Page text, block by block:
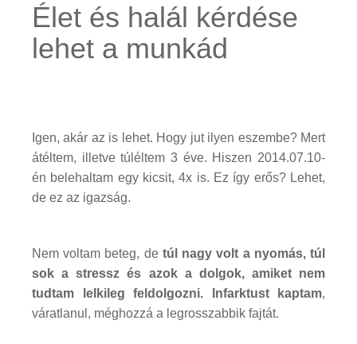
Élet és halál kérdése
lehet a munkád
Igen, akár az is lehet. Hogy jut ilyen eszembe? Mert
átéltem, illetve túléltem 3 éve. Hiszen 2014.07.10-
én belehaltam egy kicsit, 4x is. Ez így erős? Lehet,
de ez az igazság.
Nem voltam beteg, de túl nagy volt a nyomás, túl
sok a stressz és azok a dolgok, amiket nem
tudtam lelkileg feldolgozni. Infarktust kaptam,
váratlanul, méghozzá a legrosszabbik fajtát.